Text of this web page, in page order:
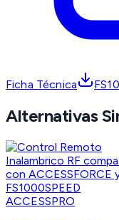
Ficha Técnica
Alternativas
ACCESSPRO